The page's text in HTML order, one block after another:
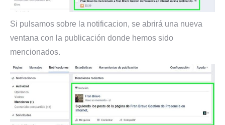
Si pulsamos sobre la notificacion, se abrirá una nueva
ventana con la publicación donde hemos sido
mencionados.